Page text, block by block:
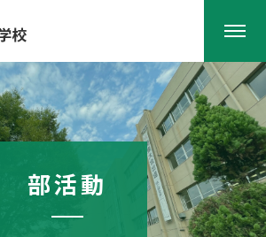
部活動